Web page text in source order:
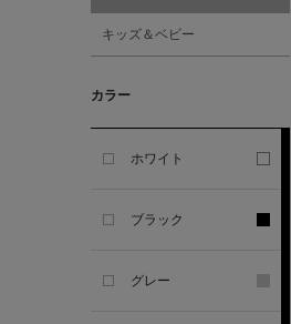
AKIKO OGAWA.
ALBERT THURSTON
ALESSANDRO
キッズ＆ベビー
カラー
ホワイト
ブラック
グレー